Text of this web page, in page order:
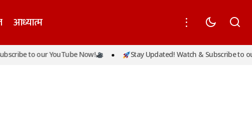
आध्यात्म
to our YouTube Now! Stay Updated! Watch & Subscribe to our